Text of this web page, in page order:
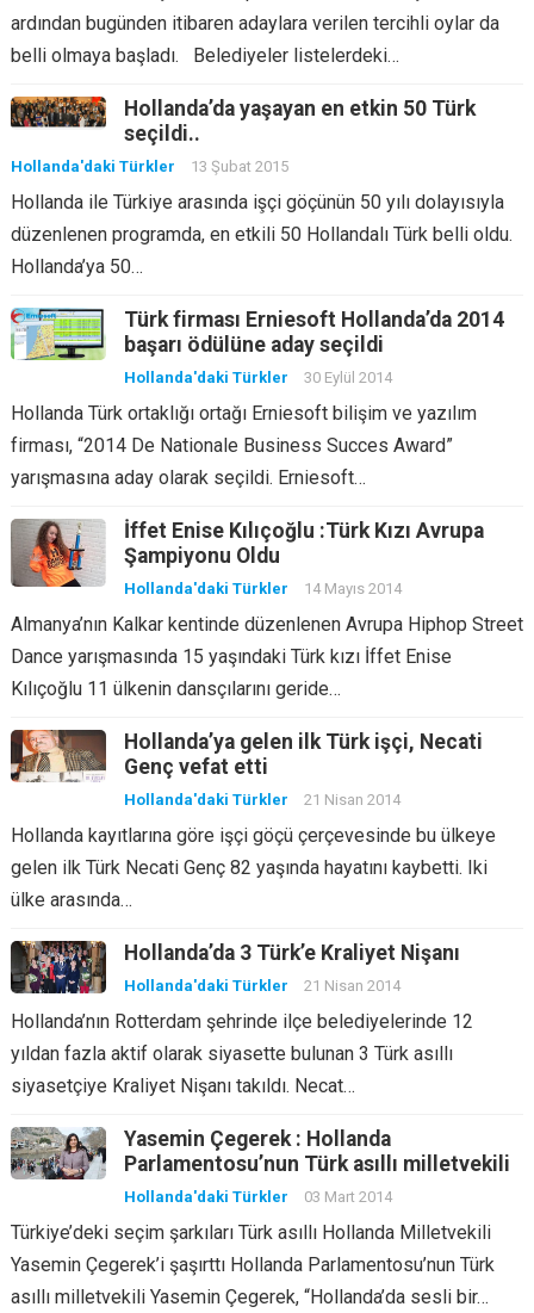
ardından bugünden itibaren adaylara verilen tercihli oylar da
belli olmaya başladı. Belediyeler listelerdeki…
Hollanda’da yaşayan en etkin 50 Türk
seçildi..
Hollanda'daki Türkler 13 Şubat 2015
Hollanda ile Türkiye arasında işçi göçünün 50 yılı dolayısıyla
düzenlenen programda, en etkili 50 Hollandalı Türk belli oldu.
Hollanda’ya 50…
Türk firması Erniesoft Hollanda’da 2014
başarı ödülüne aday seçildi
Hollanda'daki Türkler 30 Eylül 2014
Hollanda Türk ortaklığı ortağı Erniesoft bilişim ve yazılım
firması, “2014 De Nationale Business Succes Award”
yarışmasına aday olarak seçildi. Erniesoft…
İffet Enise Kılıçoğlu :Türk Kızı Avrupa
Şampiyonu Oldu
Hollanda'daki Türkler 14 Mayıs 2014
Almanya’nın Kalkar kentinde düzenlenen Avrupa Hiphop Street
Dance yarışmasında 15 yaşındaki Türk kızı İffet Enise
Kılıçoğlu 11 ülkenin dansçılarını geride…
Hollanda’ya gelen ilk Türk işçi, Necati
Genç vefat etti
Hollanda'daki Türkler 21 Nisan 2014
Hollanda kayıtlarına göre işçi göçü çerçevesinde bu ülkeye
gelen ilk Türk Necati Genç 82 yaşında hayatını kaybetti. Iki
ülke arasında…
Hollanda’da 3 Türk’e Kraliyet Nişanı
Hollanda'daki Türkler 21 Nisan 2014
Hollanda’nın Rotterdam şehrinde ilçe belediyelerinde 12
yıldan fazla aktif olarak siyasette bulunan 3 Türk asıllı
siyasetçiye Kraliyet Nişanı takıldı. Necat…
Yasemin Çegerek : Hollanda
Parlamentosu’nun Türk asıllı milletvekili
Hollanda'daki Türkler 03 Mart 2014
Türkiye’deki seçim şarkıları Türk asıllı Hollanda Milletvekili
Yasemin Çegerek’i şaşırttı Hollanda Parlamentosu’nun Türk
asıllı milletvekili Yasemin Çegerek, “Hollanda’da sesli bir…